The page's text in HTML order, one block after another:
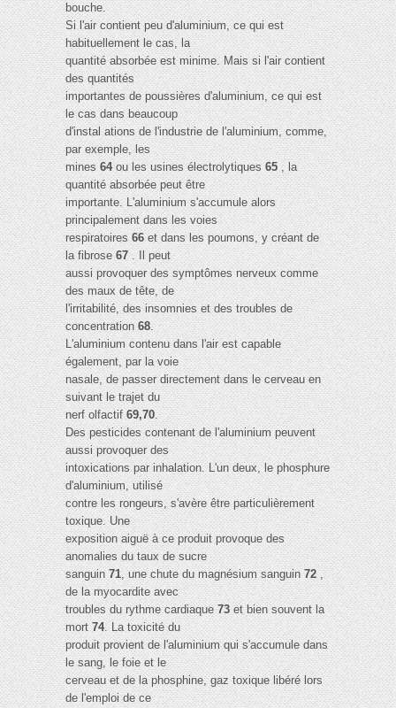
bouche.
Si l'air contient peu d'aluminium, ce qui est
habituellement le cas, la
quantité absorbée est minime. Mais si l'air contient
des quantités
importantes de poussières d'aluminium, ce qui est
le cas dans beaucoup
d'instal ations de l'industrie de l'aluminium, comme,
par exemple, les
mines64ou les usines électrolytiques65, la
quantité absorbée peut être
importante. L'aluminium s'accumule alors
principalement dans les voies
respiratoires66et dans les poumons, y créant de
la fibrose67. Il peut
aussi provoquer des symptômes nerveux comme
des maux de tête, de
l'irritabilité, des insomnies et des troubles de
concentration68.
L'aluminium contenu dans l'air est capable
également, par la voie
nasale, de passer directement dans le cerveau en
suivant le trajet du
nerf olfactif69,70.
Des pesticides contenant de l'aluminium peuvent
aussi provoquer des
intoxications par inhalation. L'un deux, le phosphure
d'aluminium, utilisé
contre les rongeurs, s'avère être particulièrement
toxique. Une
exposition aiguë à ce produit provoque des
anomalies du taux de sucre
sanguin71, une chute du magnésium sanguin72,
de la myocardite avec
troubles du rythme cardiaque73et bien souvent la
mort74. La toxicité du
produit provient de l'aluminium qui s'accumule dans
le sang, le foie et le
cerveau et de la phosphine, gaz toxique libéré lors
de l'emploi de ce